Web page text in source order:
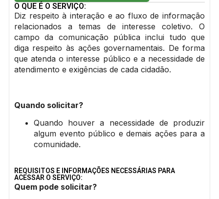
O QUE É O SERVIÇO:
Diz respeito à interação e ao fluxo de informação
relacionados a temas de interesse coletivo. O
campo da comunicação pública inclui tudo que
diga respeito às ações governamentais. De forma
que atenda o interesse público e a necessidade de
atendimento e exigências de cada cidadão.
Quando solicitar?
Quando houver a necessidade de produzir
algum evento público e demais ações para a
comunidade.
REQUISITOS E INFORMAÇÕES NECESSÁRIAS PARA
ACESSAR O SERVIÇO:
Quem pode solicitar?